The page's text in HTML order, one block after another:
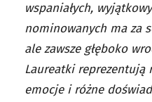
wspaniałych,
nominowanych ma za
ale zawsze głęboko
Laureatki reprezentują
emocje i różne